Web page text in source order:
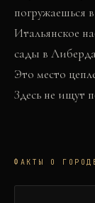
погружаешься
Итальянское
сады в
Это место
Здесь не ищут
ФАКТЫ О